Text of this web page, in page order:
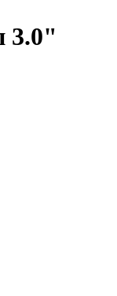
3.0"